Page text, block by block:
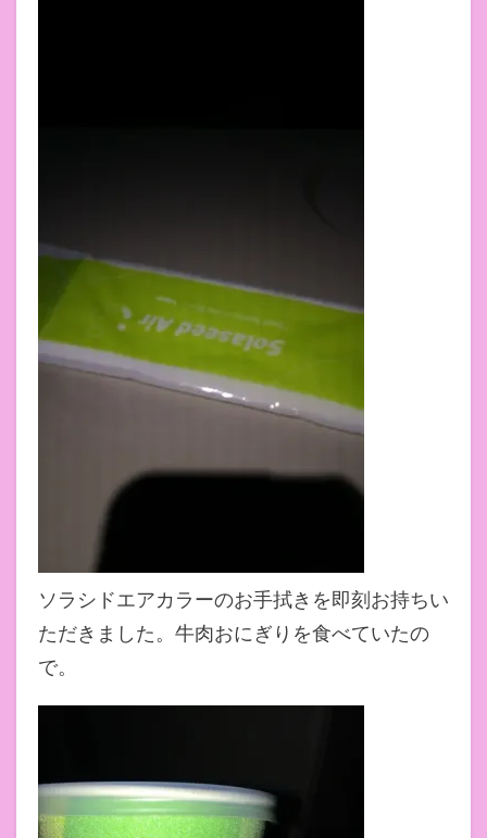
ソラシドエアカラーのお手拭きを即刻お持ちい
ただきました。牛肉おにぎりを食べていたの
で。